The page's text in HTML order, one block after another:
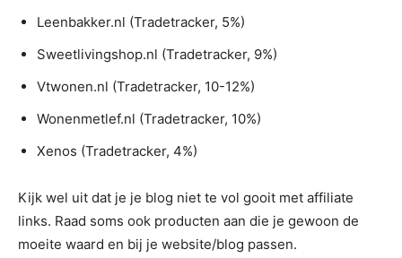
Leenbakker.nl (Tradetracker, 5%)
Sweetlivingshop.nl (Tradetracker, 9%)
Vtwonen.nl (Tradetracker, 10-12%)
Wonenmetlef.nl (Tradetracker, 10%)
Xenos (Tradetracker, 4%)
Kijk wel uit dat je je blog niet te vol gooit met affiliate
links. Raad soms ook producten aan die je gewoon de
moeite waard en bij je website/blog passen.